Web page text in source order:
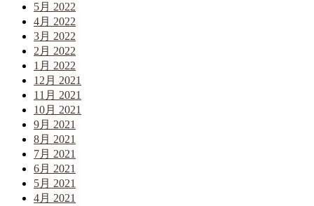
5月 2022
4月 2022
3月 2022
2月 2022
1月 2022
12月 2021
11月 2021
10月 2021
9月 2021
8月 2021
7月 2021
6月 2021
5月 2021
4月 2021